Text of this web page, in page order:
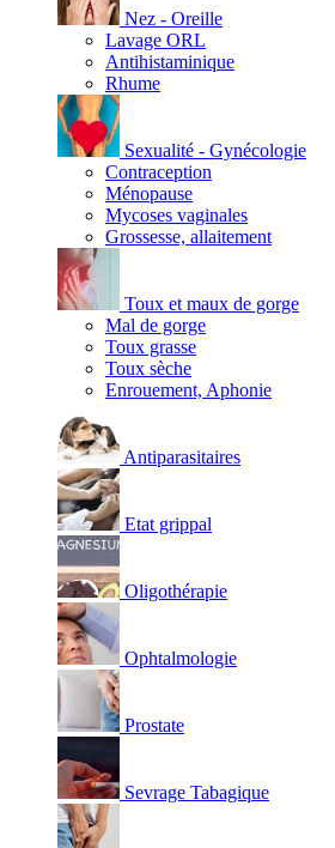
Nez - Oreille
Lavage ORL
Antihistaminique
Rhume
Sexualité - Gynécologie
Contraception
Ménopause
Mycoses vaginales
Grossesse, allaitement
Toux et maux de gorge
Mal de gorge
Toux grasse
Toux sèche
Enrouement, Aphonie
Antiparasitaires
Etat grippal
Oligothérapie
Ophtalmologie
Prostate
Sevrage Tabagique